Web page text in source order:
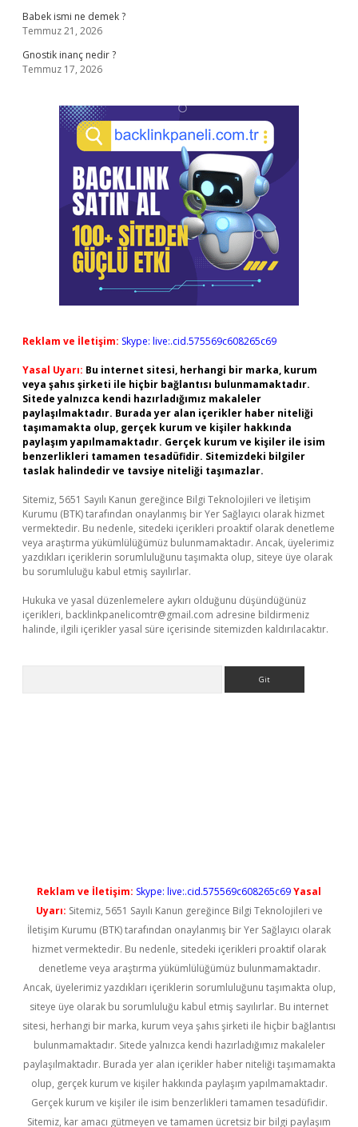
Babek ismi ne demek ?
Temmuz 21, 2026
Gnostik inanç nedir ?
Temmuz 17, 2026
Reklam ve İletişim: Skype: live:.cid.575569c608265c69
Yasal Uyarı: Bu internet sitesi, herhangi bir marka, kurum
veya şahıs şirketi ile hiçbir bağlantısı bulunmamaktadır.
Sitede yalnızca kendi hazırladığımız makaleler
paylaşılmaktadır. Burada yer alan içerikler haber niteliği
taşımamakta olup, gerçek kurum ve kişiler hakkında
paylaşım yapılmamaktadır. Gerçek kurum ve kişiler ile isim
benzerlikleri tamamen tesadüfidir. Sitemizdeki bilgiler
taslak halindedir ve tavsiye niteliği taşımazlar.
Sitemiz, 5651 Sayılı Kanun gereğince Bilgi Teknolojileri ve İletişim
Kurumu (BTK) tarafından onaylanmış bir Yer Sağlayıcı olarak hizmet
vermektedir. Bu nedenle, sitedeki içerikleri proaktif olarak denetleme
veya araştırma yükümlülüğümüz bulunmamaktadır. Ancak, üyelerimiz
yazdıkları içeriklerin sorumluluğunu taşımakta olup, siteye üye olarak
bu sorumluluğu kabul etmiş sayılırlar.
Hukuka ve yasal düzenlemelere aykırı olduğunu düşündüğünüz
içerikleri, backlinkpanelicomtr@gmail.com adresine bildirmeniz
halinde, ilgili içerikler yasal süre içerisinde sitemizden kaldırılacaktır.
Reklam ve İletişim: Skype: live:.cid.575569c608265c69Yasal
Uyarı: Sitemiz, 5651 Sayılı Kanun gereğince Bilgi Teknolojileri ve
İletişim Kurumu (BTK) tarafından onaylanmış bir Yer Sağlayıcı olarak
hizmet vermektedir. Bu nedenle, sitedeki içerikleri proaktif olarak
denetleme veya araştırma yükümlülüğümüz bulunmamaktadır.
Ancak, üyelerimiz yazdıkları içeriklerin sorumluluğunu taşımakta olup,
siteye üye olarak bu sorumluluğu kabul etmiş sayılırlar. Bu internet
sitesi, herhangi bir marka, kurum veya şahıs şirketi ile hiçbir bağlantısı
bulunmamaktadır. Sitede yalnızca kendi hazırladığımız makaleler
paylaşılmaktadır. Burada yer alan içerikler haber niteliği taşımamakta
olup, gerçek kurum ve kişiler hakkında paylaşım yapılmamaktadır.
Gerçek kurum ve kişiler ile isim benzerlikleri tamamen tesadüfidir.
Sitemiz, kar amacı gütmeyen ve tamamen ücretsiz bir bilgi paylaşım